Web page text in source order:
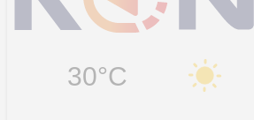
30°C